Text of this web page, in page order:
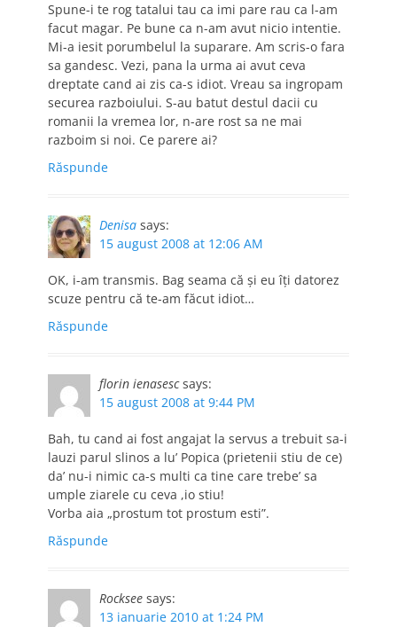
Spune-i te rog tatalui tau ca imi pare rau ca l-am
facut magar. Pe bune ca n-am avut nicio intentie.
Mi-a iesit porumbelul la suparare. Am scris-o fara
sa gandesc. Vezi, pana la urma ai avut ceva
dreptate cand ai zis ca-s idiot. Vreau sa ingropam
securea razboiului. S-au batut destul dacii cu
romanii la vremea lor, n-are rost sa ne mai
razboim si noi. Ce parere ai?
Răspunde
Denisa says:
15 august 2008 at 12:06 AM
OK, i-am transmis. Bag seama că şi eu îţi datorez
scuze pentru că te-am făcut idiot…
Răspunde
florin ienasesc says:
15 august 2008 at 9:44 PM
Bah, tu cand ai fost angajat la servus a trebuit sa-i
lauzi parul slinos a lu’ Popica (prietenii stiu de ce)
da’ nu-i nimic ca-s multi ca tine care trebe’ sa
umple ziarele cu ceva ,io stiu!
Vorba aia „prostum tot prostum esti”.
Răspunde
Rocksee says:
13 ianuarie 2010 at 1:24 PM